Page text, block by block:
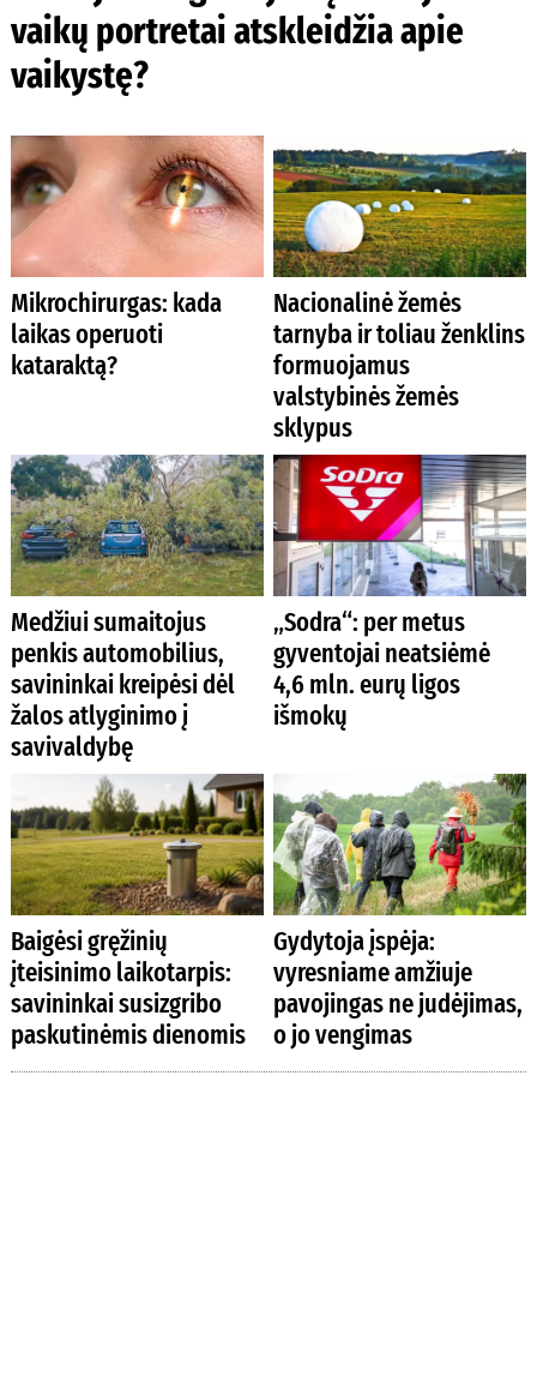
vaikų portretai atskleidžia apie
vaikystę?
Mikrochirurgas: kada
laikas operuoti
kataraktą?
Nacionalinė žemės
tarnyba ir toliau ženklins
formuojamus
valstybinės žemės
sklypus
Medžiui sumaitojus
penkis automobilius,
savininkai kreipėsi dėl
žalos atlyginimo į
savivaldybę
„Sodra“: per metus
gyventojai neatsiėmė
4,6 mln. eurų ligos
išmokų
Baigėsi gręžinių
įteisinimo laikotarpis:
savininkai susizgribo
paskutinėmis dienomis
Gydytoja įspėja:
vyresniame amžiuje
pavojingas ne judėjimas,
o jo vengimas